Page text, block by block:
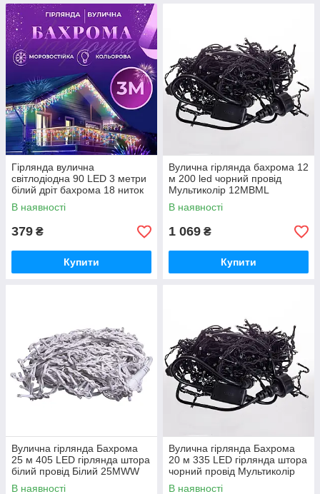
Гірлянда вулична
світлодіодна 90 LED 3 метри
білий дріт бахрома 18 ниток
3МWML
В наявності
379 ₴
Купити
Вулична гірлянда бахрома 12
м 200 led чорний провід
Мультиколір 12MBML
В наявності
1 069 ₴
Купити
Вулична гірлянда Бахрома
25 м 405 LED гірлянда штора
білий провід Білий 25MWW
В наявності
Вулична гірлянда Бахрома
20 м 335 LED гірлянда штора
чорний провід Мультиколір
20MBML
В наявності